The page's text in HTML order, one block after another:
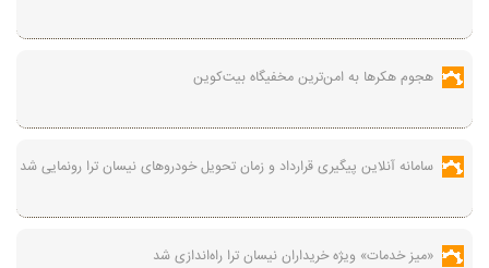
هجوم هکرها به امن‌ترین مخفیگاه بیت‌کوین
سامانه آنلاین پیگیری قرارداد‌ و زمان تحویل خودرو‌های نیسان ترا رونمایی شد
«میز خدمات» ویژه خریداران نیسان ترا راه‌اندازی شد